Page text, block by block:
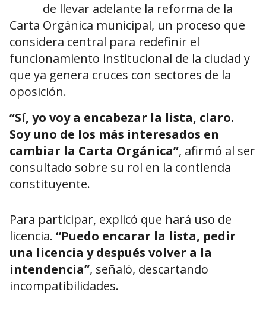
de llevar adelante la reforma de la
Carta Orgánica municipal, un proceso que
considera central para redefinir el
funcionamiento institucional de la ciudad y
que ya genera cruces con sectores de la
oposición.
“Sí, yo voy a encabezar la lista, claro.
Soy uno de los más interesados en
cambiar la Carta Orgánica”, afirmó al ser
consultado sobre su rol en la contienda
constituyente.
Para participar, explicó que hará uso de
licencia. “Puedo encarar la lista, pedir
una licencia y después volver a la
intendencia”, señaló, descartando
incompatibilidades.